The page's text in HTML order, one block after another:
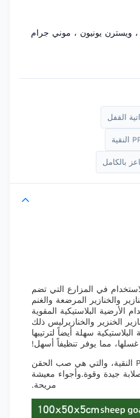
بالكامل
في المزارع التي تضم
والخنازير المرضعة والغنم
الأرضية البلاستيكية المقوية
الخنزير والخنازيرليس ذلك
سهلة أيضاً لترتيبها
مما يوفر تنظيفاً أسهل!
الأرضية مصممة من مادة PP النقية، والتي هي صب الحقن
جيدة وقوة.وأجواء معيشة
مريحة.